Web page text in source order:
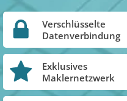
Verschlüsselte
Datenverbindung
Exklusives
Maklernetzwerk